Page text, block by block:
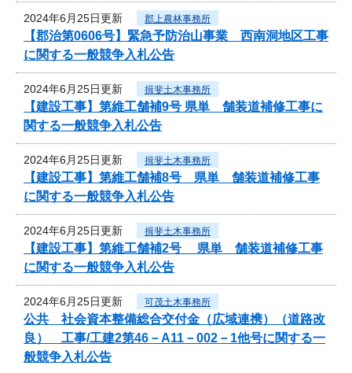
2024年6月25日更新 郡上農林事務所
【郡治第0606号】緊急予防治山事業 西南洞地区工事
に関する一般競争入札公告
2024年6月25日更新 揖斐土木事務所
【建設工事】第維工舗補9号 県単 舗装道補修工事に
関する一般競争入札公告
2024年6月25日更新 揖斐土木事務所
【建設工事】第維工舗補8号 県単 舗装道補修工事
に関する一般競争入札公告
2024年6月25日更新 揖斐土木事務所
【建設工事】第維工舗補2号 県単 舗装道補修工事
に関する一般競争入札公告
2024年6月25日更新 可茂土木事務所
公共 社会資本整備総合交付金（広域連携）（道路改
良） 工事/工建2第46－A11－002－1他号に関する一
般競争入札公告